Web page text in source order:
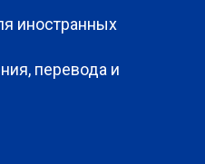
иностранных
перевода и